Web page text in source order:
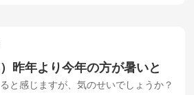
昨年より今年の方が暑いと
と感じますが、気のせいでしょうか？